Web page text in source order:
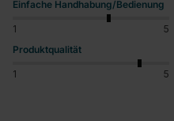
Einfache Handhabung/Bedienung
1 5
Produktqualität
1 5